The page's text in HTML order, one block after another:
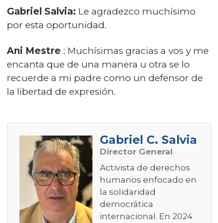
Gabriel Salvia: Le agradezco muchísimo
por esta oportunidad.
Ani Mestre : Muchísimas gracias a vos y me
encanta que de una manera u otra se lo
recuerde a mi padre como un defensor de
la libertad de expresión.
Gabriel C. Salvia
Director General
Activista de derechos
humanos enfocado en
la solidaridad
democrática
internacional. En 2024